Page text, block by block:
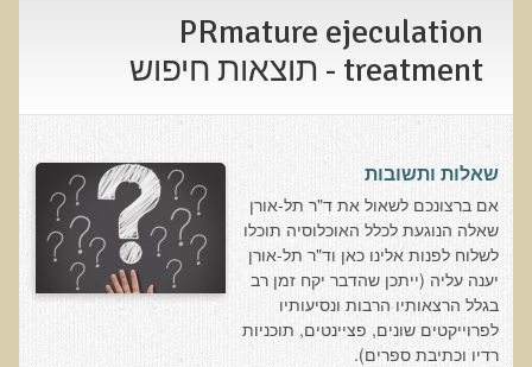
בדיקת חוסרים ומתכות כבדות Socheck
הרצאה ב 28/11/25 טיפים מפתיעים ופשוטים לבריאות
רפואה פונקציונאלית
מצבים קליניים ספציפיים
מהי רפואה פונקציונאלית טבעית?
שאלונים רפואיים פונקציונאליים
PRmature ejeculation
treatment - תוצאות חיפוש
שאלות ותשובות
​אם ברצונכם לשאול את ד"ר תל-אורן
שאלה הנוגעת לכלל האוכלוסיה תוכלו
לשלוח לפנות אלינו כאן וד"ר תל-אורן
יענה עליה (ייתכן שהדבר יקח זמן רב
בגלל הרצאותיו הרבות ונסיעותיו
לפרוייקטים שונים, פציינטים, תוכניות
רדיו וכתיבת ספרים).